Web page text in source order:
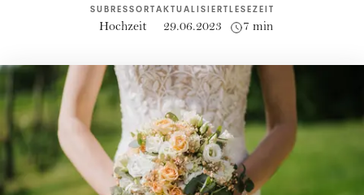
SUBRESSORT
Hochzeit
AKTUALISIERT
29.06.2023
LESEZEIT
7 min